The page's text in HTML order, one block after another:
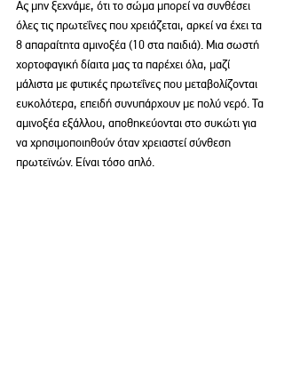
Ας μην ξεχνάμε, ότι το σώμα μπορεί να συνθέσει
όλες τις πρωτεΐνες που χρειάζεται, αρκεί να έχει τα
8 απαραίτητα αμινοξέα (10 στα παιδιά). Μια σωστή
χορτοφαγική δίαιτα μας τα παρέχει όλα, μαζί
μάλιστα με φυτικές πρωτεΐνες που μεταβολίζονται
ευκολότερα, επειδή συνυπάρχουν με πολύ νερό. Τα
αμινοξέα εξάλλου, αποθηκεύονται στο συκώτι για
να χρησιμοποιηθούν όταν χρειαστεί σύνθεση
πρωτεϊνών. Είναι τόσο απλό.